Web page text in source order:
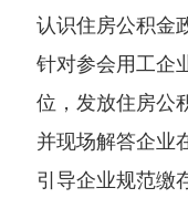
认识住房公积金
针对参会用工企
位，发放住房公
并现场解答企业
引导企业规范缴